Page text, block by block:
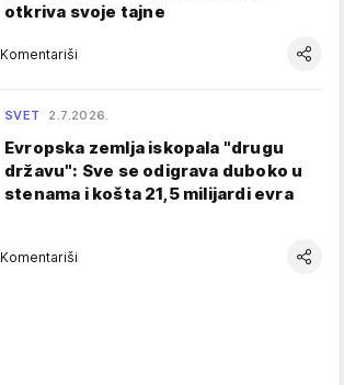
otkriva svoje tajne
Komentariši
SVET 2.7.2026.
Evropska zemlja iskopala "drugu
državu": Sve se odigrava duboko u
stenama i košta 21,5 milijardi evra
Komentariši